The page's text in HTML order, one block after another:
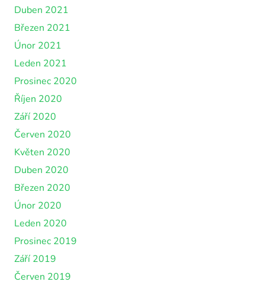
Duben 2021
Březen 2021
Únor 2021
Leden 2021
Prosinec 2020
Říjen 2020
Září 2020
Červen 2020
Květen 2020
Duben 2020
Březen 2020
Únor 2020
Leden 2020
Prosinec 2019
Září 2019
Červen 2019